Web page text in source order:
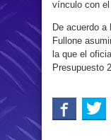
vínculo con
De acuerdo
Fullone
la que el
Presupuesto